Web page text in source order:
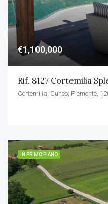
€1,100,000
Rif. 8127 Cortemilia
Cortemilia, Cuneo, Piemonte,
IN PRIMO PIANO